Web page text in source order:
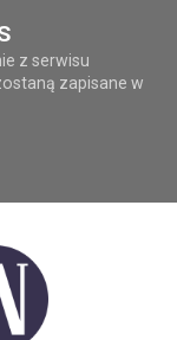
z serwisu
zapisane w